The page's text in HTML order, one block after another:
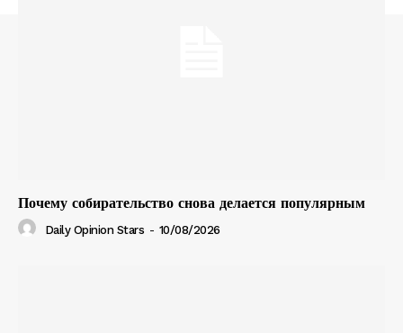
Почему собирательство снова делается популярным
Daily Opinion Stars - 10/08/2026